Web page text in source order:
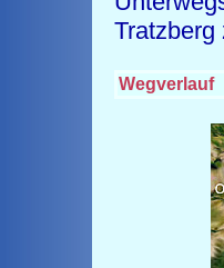
Tratzberg
Wegverlauf